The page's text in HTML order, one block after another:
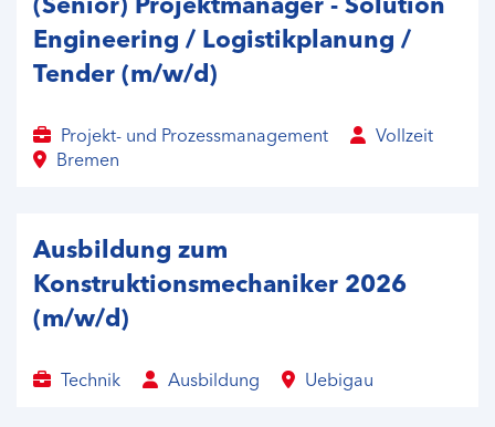
Engineering / Logistikplanung /
Tender (m/w/d)
Projekt- und Prozessmanagement
Vollzeit
Bremen
Ausbildung zum
Konstruktionsmechaniker 2026
(m/w/d)
Technik Ausbildung Uebigau